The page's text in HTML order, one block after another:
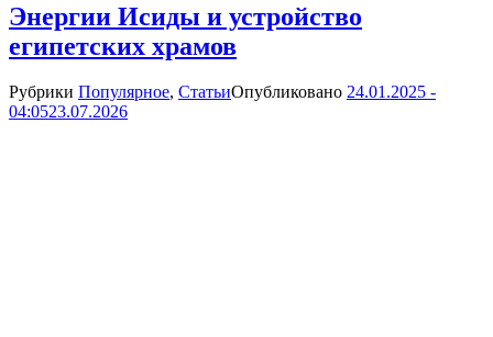
Энергии Исиды и устройство
египетских храмов
Рубрики Популярное, СтатьиОпубликовано 24.01.2025 -
04:0523.07.2026